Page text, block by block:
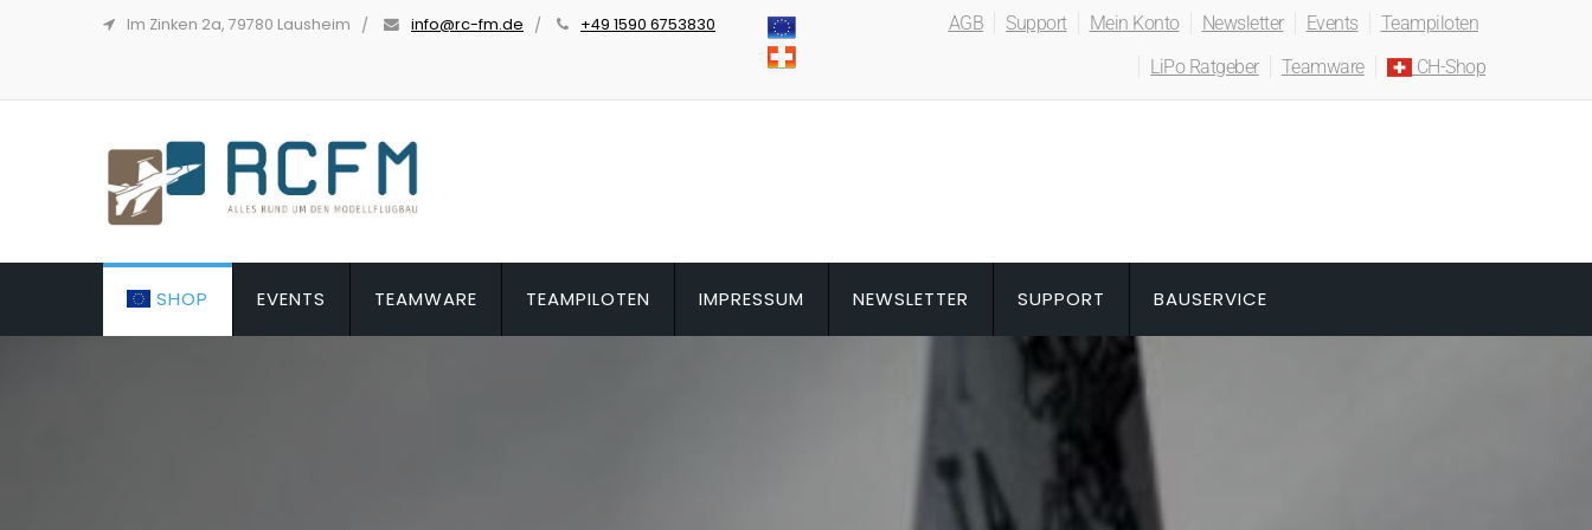
Im Zinken 2a, 79780 Lausheim info@rc-fm.de +49 1590 6753830 AGB Support Mein Konto Newsletter Events
Teampiloten
LiPo Ratgeber
Teamware CH-Shop
SHOP EVENTS TEAMWARE TEAMPILOTEN IMPRESSUM NEWSLETTER SUPPORT BAUSERVICE